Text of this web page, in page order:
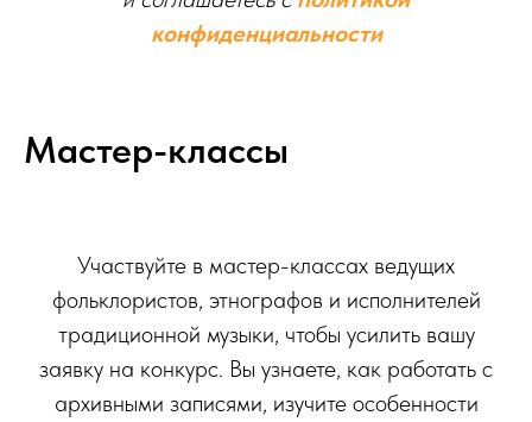
конфиденциальности
Мастер-классы
Участвуйте в мастер-классах ведущих
фольклористов, этнографов и исполнителей
традиционной музыки, чтобы усилить вашу
заявку на конкурс. Вы узнаете, как работать с
архивными записями, изучите особенности